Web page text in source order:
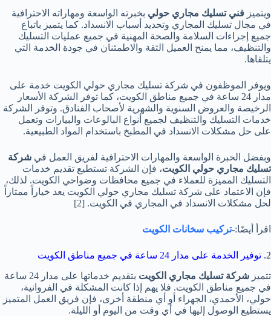
ويتميز فني تسليك مجاري حولي بخبرته الواسعة ومهاراته الاحترافية
في مجال تسليك المجاري وتحديد أسباب الانسداد. كما يتميز باتباع
جميع إجراءات السلامة والصحة المهنية في جميع عمليات التسليك
والتنظيف، مما يمنح العميل الثقة والاطمئنان في جودة الخدمة التي
يتلقاها.
ويوفر الموظفون في شركة تسليك مجاري حولي الكويت خدمة على
مدار 24 ساعة في جميع مناطق الكويت، كما توفر الشركة الأسعار
الرخيصة والعروض السنوية والشهرية لأصحاب الفنادق. وتوفر الشركة
خدمات التسليك والتنظيف لجميع أنواع البالوعات والبيارات وتعمل
على حل مشكلات الانسداد في المطبخ باستخدام المواد الطبيعية.
وبفضل الخبرة الواسعة والمهارات الاحترافية لفريق العمل في شركة
تسليك مجاري حولي الكويت، فإن الشركة تستطيع تقديم خدمات
التسليك المميزة للعملاء في جميع محافظات وضواحي الكويت. لذلك،
فإن الاعتماد على شركة تسليك مجاري حولي الكويت يعد خياراً ممتازاً
لحل مشكلات الانسداد في المجاري في الكويت. [2]
اقرأ أيضًا:-تركيب سخانات الكويت
2. توفير الخدمة على مدار 24 ساعة في جميع مناطق الكويت
تتميز شركة تسليك مجاري الكويت
بتقديم خدماتها على مدار 24 ساعة
في جميع مناطق الكويت. فلا يهم إذا كانت المشكلة في الفروانية،
حولي، الأحمدي، الجهراء أو أي منطقة أخرى، فإن فريق العمل المتميز
يستطيع الوصول إليها في أي وقت من اليوم أو الليلة.